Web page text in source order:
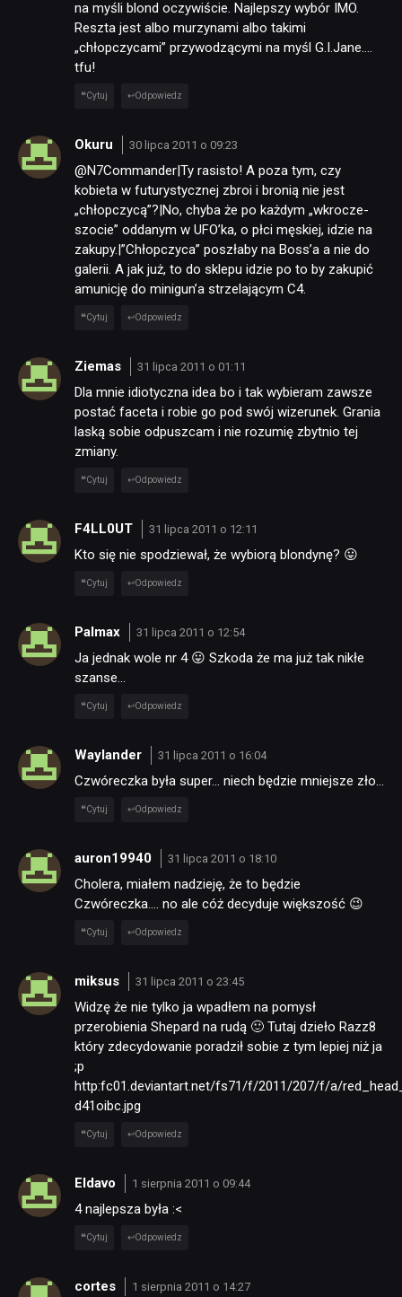
na myśli blond oczywiście. Najlepszy wybór IMO.
Reszta jest albo murzynami albo takimi
„chłopczycami” przywodzącymi na myśl G.I.Jane….
tfu!
Cytuj Odpowiedz
Okuru 30 lipca 2011 o 09:23
@N7Commander|Ty rasisto! A poza tym, czy
kobieta w futurystycznej zbroi i bronią nie jest
„chłopczycą”?|No, chyba że po każdym „wkrocze-
szocie” oddanym w UFO’ka, o płci męskiej, idzie na
zakupy.|”Chłopczyca” poszłaby na Boss’a a nie do
galerii. A jak już, to do sklepu idzie po to by zakupić
amunicję do minigun’a strzelającym C4.
Cytuj Odpowiedz
Ziemas 31 lipca 2011 o 01:11
Dla mnie idiotyczna idea bo i tak wybieram zawsze
postać faceta i robie go pod swój wizerunek. Grania
laską sobie odpuszcam i nie rozumię zbytnio tej
zmiany.
Cytuj Odpowiedz
F4LL0UT 31 lipca 2011 o 12:11
Kto się nie spodziewał, że wybiorą blondynę? 😛
Cytuj Odpowiedz
Palmax 31 lipca 2011 o 12:54
Ja jednak wole nr 4 😛 Szkoda że ma już tak nikłe
szanse…
Cytuj Odpowiedz
Waylander 31 lipca 2011 o 16:04
Czwóreczka była super… niech będzie mniejsze zło…
Cytuj Odpowiedz
auron19940 31 lipca 2011 o 18:10
Cholera, miałem nadzieję, że to będzie
Czwóreczka…. no ale cóż decyduje większość 😉
Cytuj Odpowiedz
miksus 31 lipca 2011 o 23:45
Widzę że nie tylko ja wpadłem na pomysł
przerobienia Shepard na rudą 🙂 Tutaj dzieło Razz8
który zdecydowanie poradził sobie z tym lepiej niż ja
;p
http:fc01.deviantart.net/fs71/f/2011/207/f/a/
d41oibc.jpg
Cytuj Odpowiedz
Eldavo 1 sierpnia 2011 o 09:44
4 najlepsza była :<
Cytuj Odpowiedz
cortes 1 sierpnia 2011 o 14:27